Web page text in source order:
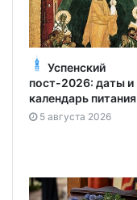
Успенский
пост-2026: даты и
календарь питания
5 августа 2026